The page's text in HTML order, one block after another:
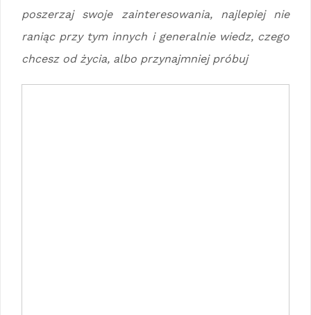
poszerzaj swoje zainteresowania, najlepiej nie
raniąc przy tym innych i generalnie wiedz, czego
chcesz od życia, albo przynajmniej próbuj